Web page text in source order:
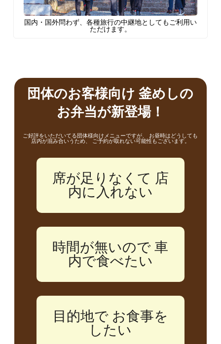
国内・国外問わず、各種旅行の中継地としてもご利用い
ただけます。
団体のお客様向け 釜めしの
お弁当が新登場！
ご好評をいただいてる団体様向けメニューですが、 お昼時はどうしても
店内が混み合いうため、 ご予約が取れない可能性もございます。
席が足りなくて 店
内に入れない
時間が無いので 車
内で食べたい
目的地で お食事を
したい